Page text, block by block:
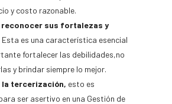
y costo razonable.
sus fortalezas y
Esta es una característica esencial
fortalecer las debilidades,no
y brindar siempre lo mejor.
tercerización, esto es
ser asertivo en una Gestión de